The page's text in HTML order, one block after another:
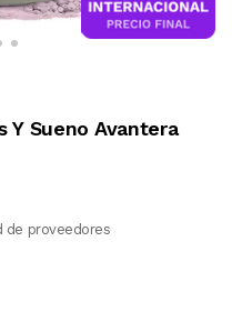
Y Sueno Avantera
de proveedores